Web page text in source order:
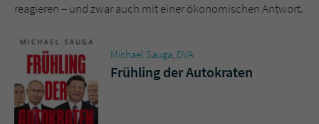
reagieren – und zwar auch mit einer ökonomischen Antwort.
Michael Sauga DVA
Frühling der Autokraten